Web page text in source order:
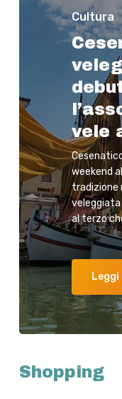
Cultura
vele
weekend
tradizione
veleggiata
al terzo
Leggi
Shopping